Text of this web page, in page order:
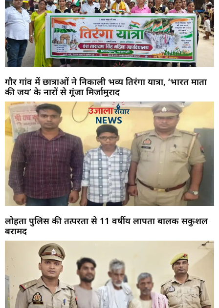
गौर गांव में छात्राओं ने निकाली भव्य तिरंगा यात्रा, ‘भारत माता
की जय’ के नारों से गूंजा मिर्जामुराद
लोहता पुलिस की तत्परता से 11 वर्षीय लापता बालक सकुशल
बरामद